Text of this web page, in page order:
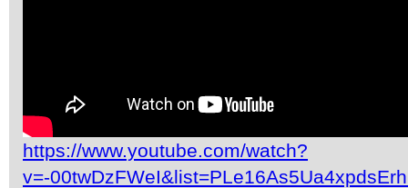
https://www.youtube.com/watch?
v=-